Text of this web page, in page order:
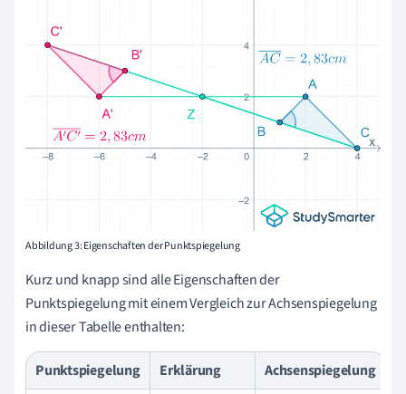
Abbildung 3: Eigenschaften der Punktspiegelung
Kurz und knapp sind alle Eigenschaften der
Punktspiegelung mit einem Vergleich zur Achsenspiegelung
in dieser Tabelle enthalten:
Punktspiegelung Erklärung Achsenspiegelung